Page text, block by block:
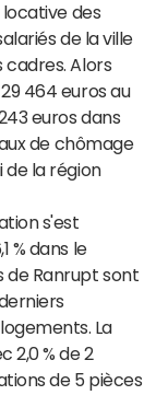
locative des
de la ville
cadres. Alors
464 euros au
euros dans
de chômage
de la région
s'est
% dans le
de Ranrupt sont
La
2,0 % de 2
de 5 pièces